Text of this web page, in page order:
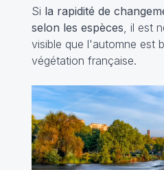
Si la rapidité de
selon les espèces, il est
visible que l'automne est
végétation française.